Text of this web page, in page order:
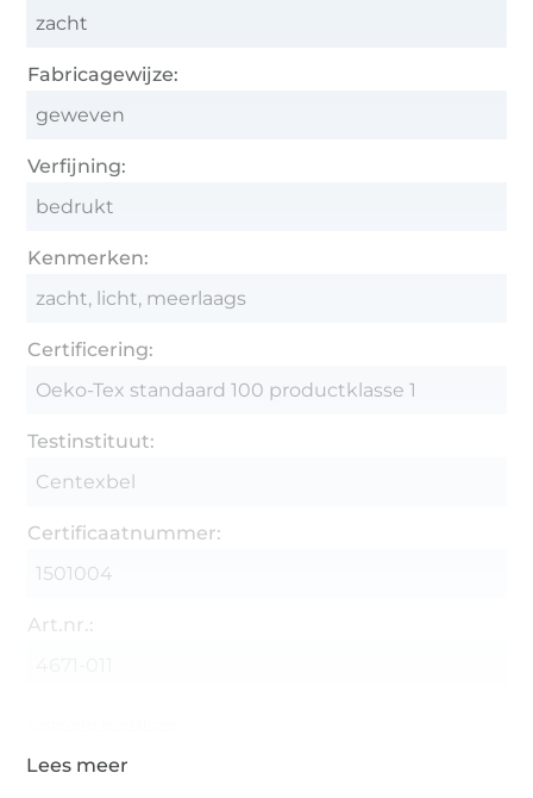
zacht
Fabricagewijze:
geweven
Verfijning:
bedrukt
Kenmerken:
zacht, licht, meerlaags
Certificering:
Oeko-Tex standaard 100 productklasse 1
Testinstituut:
Centexbel
Certificaatnummer:
1501004
Art.nr.: